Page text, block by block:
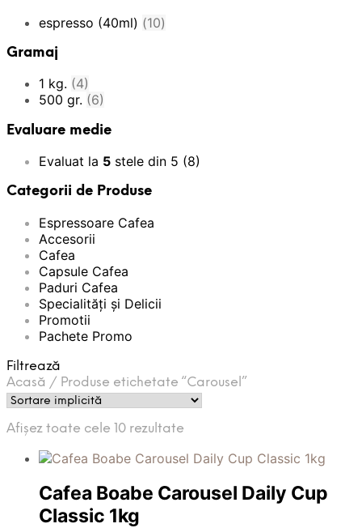
espresso (40ml) (10)
Gramaj
1 kg. (4)
500 gr. (6)
Evaluare medie
Evaluat la 5 stele din 5 (8)
Categorii de Produse
Espressoare Cafea
Accesorii
Cafea
Capsule Cafea
Paduri Cafea
Specialități și Delicii
Promotii
Pachete Promo
Filtrează
Acasă / Produse etichetate “Carousel”
Afișez toate cele 10 rezultate
Cafea Boabe Carousel Daily Cup
Classic 1kg